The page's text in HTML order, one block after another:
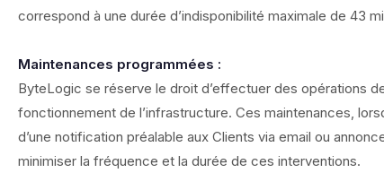
correspond à une durée d’indisponibilité maximale de 43
Maintenances programmées :
ByteLogic se réserve le droit d’effectuer des opérations
fonctionnement de l’infrastructure. Ces maintenances,
d’une notification préalable aux Clients via email ou
minimiser la fréquence et la durée de ces interventions.